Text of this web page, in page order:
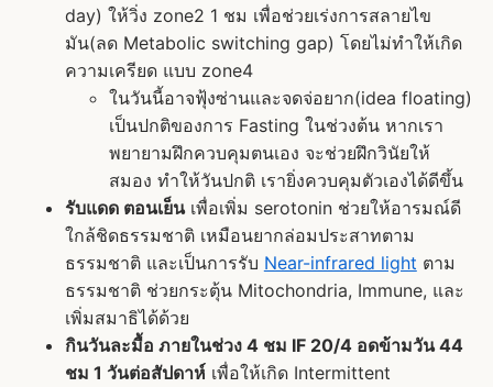
day) ให้วิ่ง zone2 1 ชม เพื่อช่วยเร่งการสลายไข
มัน(ลด Metabolic switching gap) โดยไม่ทำให้เกิด
ความเครียด แบบ zone4
ในวันนี้อาจฟุ้งซ่านและจดจ่อยาก(idea floating)
เป็นปกติของการ Fasting ในช่วงต้น หากเรา
พยายามฝึกควบคุมตนเอง จะช่วยฝึกวินัยให้
สมอง ทำให้วันปกติ เรายิ่งควบคุมตัวเองได้ดีขึ้น
รับแดด ตอนเย็นเพื่อเพิ่ม serotonin ช่วยให้อารมณ์ดี
ใกล้ชิดธรรมชาติ เหมือนยากล่อมประสาทตาม
ธรรมชาติ และเป็นการรับ Near-infrared light ตาม
ธรรมชาติ ช่วยกระตุ้น Mitochondria, Immune, และ
เพิ่มสมาธิได้ด้วย
กินวันละมื้อ ภายในช่วง 4 ชม IF 20/4 อดข้ามวัน 44
ชม 1 วันต่อสัปดาห์เพื่อให้เกิด Intermittent